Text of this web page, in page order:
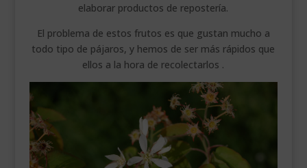
elaborar productos de repostería.
El problema de estos frutos es que gustan mucho a
todo tipo de pájaros, y hemos de ser más rápidos que
ellos a la hora de recolectarlos .